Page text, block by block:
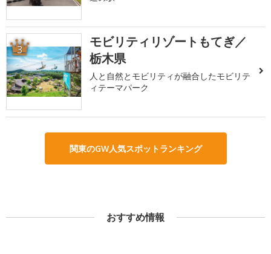
3
モビリティリゾートもてぎ／
栃木県
人と自然とモビリティが融合したモビリテ
ィテーマパーク
関東のGW人気スポットランキング
おすすめ情報